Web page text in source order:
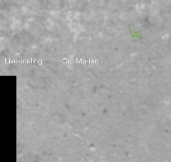
Live-maling Om Marlen